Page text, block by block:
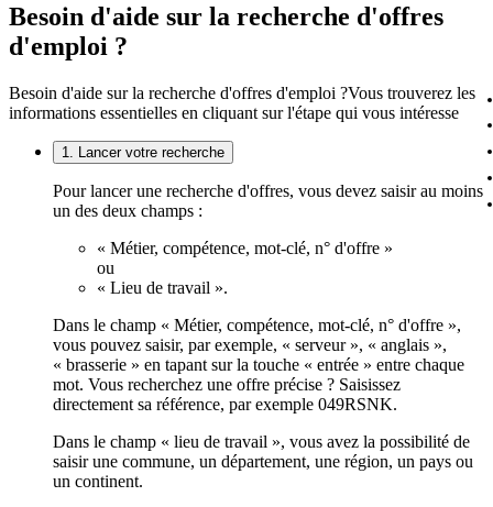
Besoin d'aide sur la recherche d'offres
d'emploi ?
Besoin d'aide sur la recherche d'offres d'emploi ?Vous trouverez les
informations essentielles en cliquant sur l'étape qui vous intéresse
1. Lancer votre recherche
Pour lancer une recherche d'offres, vous devez saisir au moins
un des deux champs :
« Métier, compétence, mot-clé, n° d'offre »
ou
« Lieu de travail ».
Dans le champ « Métier, compétence, mot-clé, n° d'offre »,
vous pouvez saisir, par exemple, « serveur », « anglais »,
« brasserie » en tapant sur la touche « entrée » entre chaque
mot. Vous recherchez une offre précise ? Saisissez
directement sa référence, par exemple 049RSNK.
Dans le champ « lieu de travail », vous avez la possibilité de
saisir une commune, un département, une région, un pays ou
un continent.